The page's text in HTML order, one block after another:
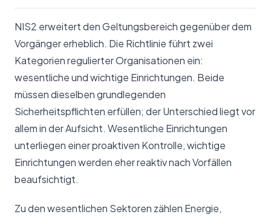
NIS2 erweitert den Geltungsbereich gegenüber dem
Vorgänger erheblich. Die Richtlinie führt zwei
Kategorien regulierter Organisationen ein:
wesentliche und wichtige Einrichtungen. Beide
müssen dieselben grundlegenden
Sicherheitspflichten erfüllen; der Unterschied liegt vor
allem in der Aufsicht. Wesentliche Einrichtungen
unterliegen einer proaktiven Kontrolle, wichtige
Einrichtungen werden eher reaktiv nach Vorfällen
beaufsichtigt.
Zu den wesentlichen Sektoren zählen Energie,